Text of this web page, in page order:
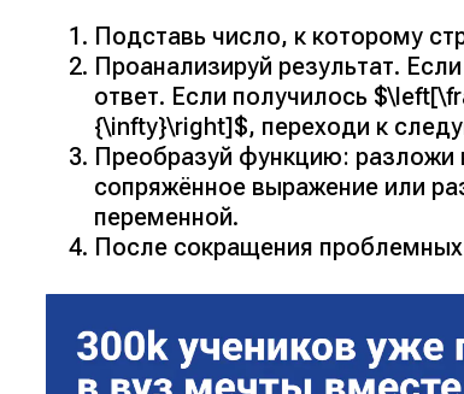
Подставь число, к которому
Проанализируй результат.
ответ. Если получилось
{\infty}\right]$, переходи к
Преобразуй функцию:
сопряжённое выражение или
переменной.
После сокращения